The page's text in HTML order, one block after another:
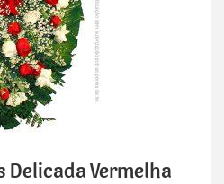
Delicada Vermelha